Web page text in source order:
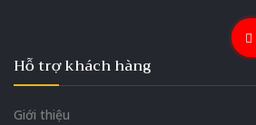
Hỗ trợ khách hàng
Giới thiệu